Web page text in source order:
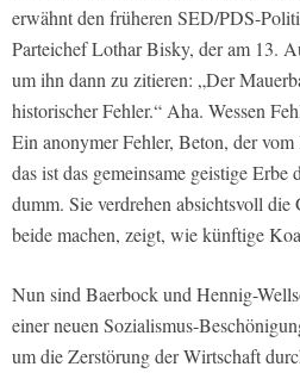
erwähnt den früheren SED/PDS-
Parteichef Lothar Bisky, der am 13.
um ihn dann zu zitieren: „Der
historischer Fehler.“ Aha. Wessen
Ein anonymer Fehler, Beton, der
das ist das gemeinsame geistige
dumm. Sie verdrehen absichtsvoll die
beide machen, zeigt, wie künftige
Nun sind Baerbock und Hennig-
einer neuen Sozialismus-
um die Zerstörung der Wirtschaft